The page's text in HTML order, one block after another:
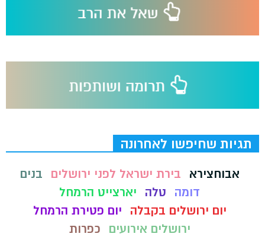
תגיות שחיפשו לאחרונה
אבוחצירא בירת ישראל לפני ירושלים
בנים
דומה
טלה
יארצייט הרמחל
יום ירושלים בקבלה
יום פטירת הרמחל
ירושלים אירועים
כפרות